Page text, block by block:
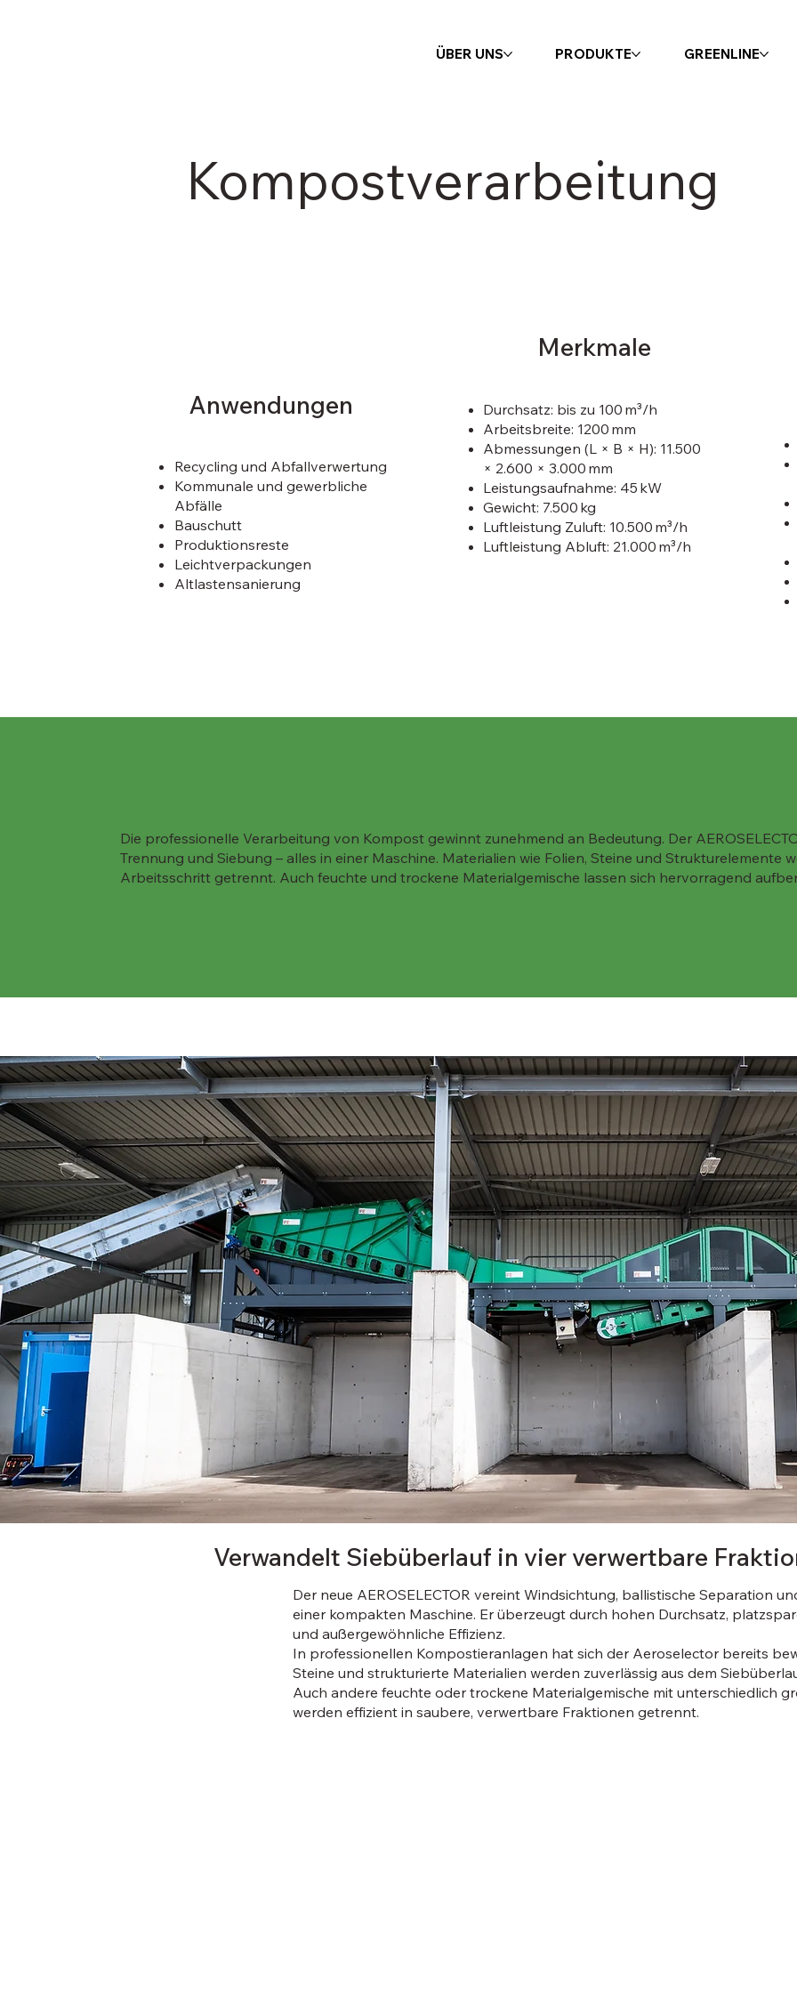
ÜBER UNS PRODUKTE GREENLINE
Kompostverarbeitung
Anwendungen
Recycling und Abfallverwertung
Kommunale und gewerbliche
Abfälle
Bauschutt
Produktionsreste
Leichtverpackungen
Altlastensanierung
Merkmale
Durchsatz: bis zu 100 m³/h
Arbeitsbreite: 1200 mm
Abmessungen (L × B × H): 11.500
× 2.600 × 3.000 mm
Leistungsaufnahme: 45 kW
Gewicht: 7.500 kg
Luftleistung Zuluft: 10.500 m³/h
Luftleistung Abluft: 21.000 m³/h
Die professionelle Verarbeitung von Kompost gewinnt zunehmend an Bedeutung. Der
Trennung und Siebung – alles in einer Maschine. Materialien wie Folien, Steine und Strukturelemente
Arbeitsschritt getrennt. Auch feuchte und trockene Materialgemische lassen sich hervorragend
Verwandelt Siebüberlauf in vier verwertbare
Der neue AEROSELECTOR vereint Windsichtung, ballistische Separation
einer kompakten Maschine. Er überzeugt durch hohen Durchsatz,
und außergewöhnliche Effizienz.
In professionellen Kompostieranlagen hat sich der Aeroselector bereits
Steine und strukturierte Materialien werden zuverlässig aus dem
Auch andere feuchte oder trockene Materialgemische mit unterschiedlich
werden effizient in saubere, verwertbare Fraktionen getrennt.